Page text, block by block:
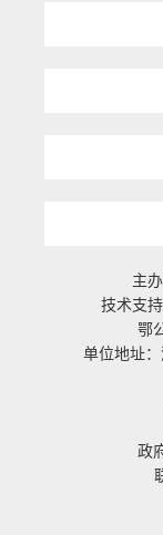
主
技术支
鄂
单位地址
政